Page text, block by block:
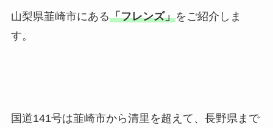
山梨県韮崎市にある「フレンズ」をご紹介しま
す。
国道141号は韮崎市から清里を超えて、長野県まで